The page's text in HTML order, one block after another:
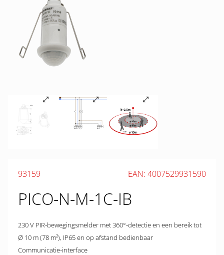
93159 EAN: 4007529931590
PICO-N-M-1C-IB
230 V PIR-bewegingsmelder met 360°-detectie en een bereik tot
Ø 10 m (78 m²), IP65 en op afstand bedienbaar
Communicatie-interface